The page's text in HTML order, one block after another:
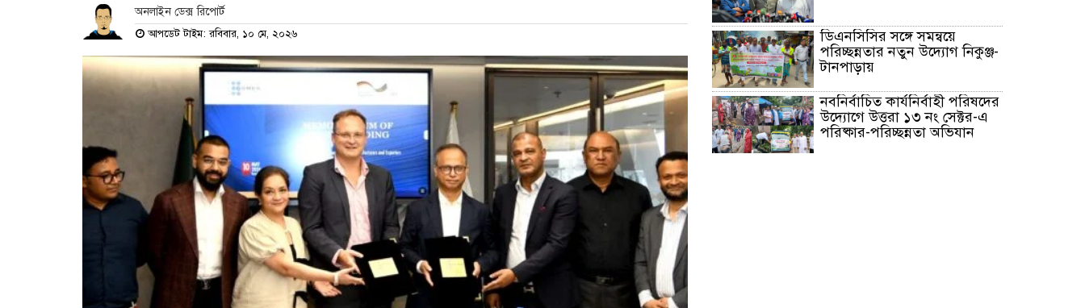
অনলাইন ডেক্স রিপোর্ট
আপডেট টাইম: রবিবার, ১০ মে, ২০২৬
ডিএনসিসির সঙ্গে সমন্বয়ে
পরিচ্ছন্নতার নতুন উদ্যোগ নিকুঞ্জ-
টানপাড়ায়
নবনির্বাচিত কার্যনির্বাহী পরিষদের
উদ্যোগে উত্তরা ১৩ নং সেক্টর-এ
পরিষ্কার-পরিচ্ছন্নতা অভিযান